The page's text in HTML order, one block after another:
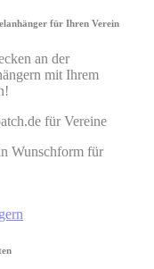
für Ihren Verein
an der
mit Ihrem